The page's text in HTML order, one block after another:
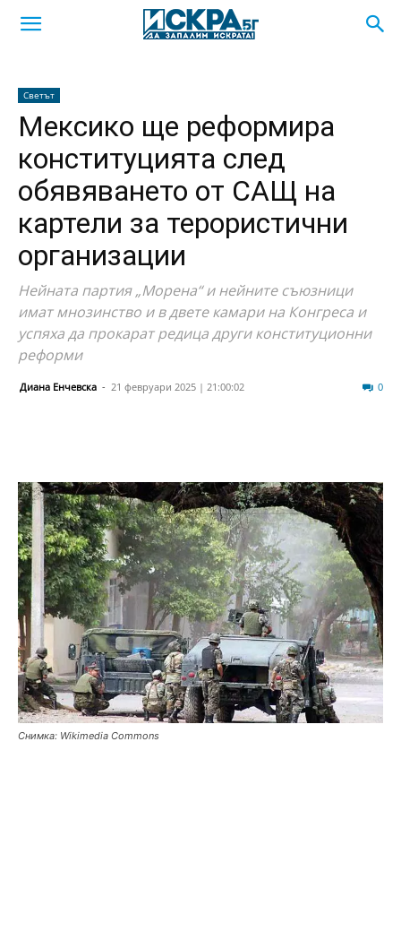
Светът
Мексико ще реформира
конституцията след
обявяването от САЩ на
картели за терористични
организации
Нейната партия „Морена“ и нейните съюзници
имат мнозинство и в двете камари на Конгреса и
успяха да прокарат редица други конституционни
реформи
Диана Енчевска - 21 февруари 2025 | 21:00:02 0
Снимка: Wikimedia Commons